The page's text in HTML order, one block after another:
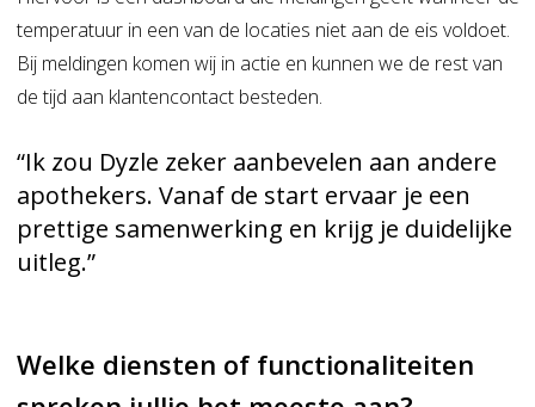
temperatuur in een van de locaties niet aan de eis voldoet.
Bij meldingen komen wij in actie en kunnen we de rest van
de tijd aan klantencontact besteden.
“Ik zou Dyzle zeker aanbevelen aan andere
apothekers. Vanaf de start ervaar je een
prettige samenwerking en krijg je duidelijke
uitleg.”
Welke diensten of functionaliteiten